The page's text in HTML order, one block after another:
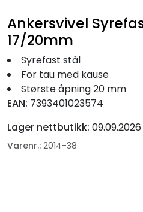
Ankersvivel
17/20mm
Syrefast stål
For tau med kause
Største åpning 20 mm
EAN: 7393401023574
Lager nettbutikk:
Varenr.: 2014-38
Nyheter